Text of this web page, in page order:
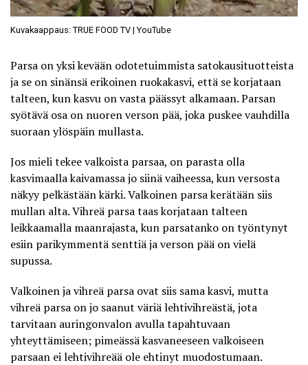
Kuvakaappaus: TRUE FOOD TV | YouTube
Parsa on yksi kevään odotetuimmista satokausituotteista
ja se on sinänsä erikoinen ruokakasvi, että se korjataan
talteen, kun kasvu on vasta päässyt alkamaan. Parsan
syötävä osa on nuoren verson pää, joka puskee vauhdilla
suoraan ylöspäin mullasta.
Jos mieli tekee valkoista parsaa, on parasta olla
kasvimaalla kaivamassa jo siinä vaiheessa, kun versosta
näkyy pelkästään kärki. Valkoinen parsa kerätään siis
mullan alta. Vihreä parsa taas korjataan talteen
leikkaamalla maanrajasta, kun parsatanko on työntynyt
esiin parikymmentä senttiä ja verson pää on vielä
supussa.
Valkoinen ja vihreä parsa ovat siis sama kasvi, mutta
vihreä parsa on jo saanut väriä lehtivihreästä, jota
tarvitaan auringonvalon avulla tapahtuvaan
yhteyttämiseen; pimeässä kasvaneeseen valkoiseen
parsaan ei lehtivihreää ole ehtinyt muodostumaan.